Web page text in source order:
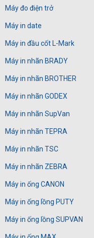
Máy đo điện trở
Máy in date
Máy in đầu cốt L-Mark
Máy in nhãn BRADY
Máy in nhãn BROTHER
Máy in nhãn GODEX
Máy in nhãn SupVan
Máy in nhãn TEPRA
Máy in nhãn TSC
Máy in nhãn ZEBRA
Máy in ống CANON
Máy in ống lồng PUTY
Máy in ống lồng SUPVAN